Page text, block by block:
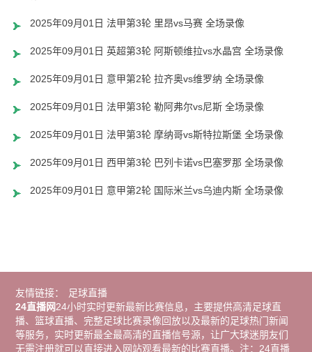
2025年09月01日 法甲第3轮 里昂vs马赛 全场录像
2025年09月01日 英超第3轮 阿斯顿维拉vs水晶宫 全场录像
2025年09月01日 意甲第2轮 拉齐奥vs维罗纳 全场录像
2025年09月01日 法甲第3轮 勒阿弗尔vs尼斯 全场录像
2025年09月01日 法甲第3轮 摩纳哥vs斯特拉斯堡 全场录像
2025年09月01日 西甲第3轮 巴列卡诺vs巴塞罗那 全场录像
2025年09月01日 意甲第2轮 国际米兰vs乌迪内斯 全场录像
友情链接：
足球直播
24直播网24小时实时更新最新比赛信息，主要提供高清足球直
播、篮球直播、完整足球比赛录像回放以及最新的足球热门新闻
等服务，实时更新最全最高清的直播信号源，让广大球迷朋友们
无需注册就可以直接进入网站观看最新的比赛直播。注：24直播